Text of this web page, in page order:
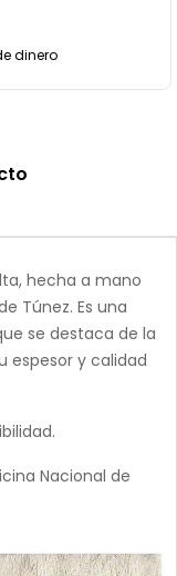
dinero
hecha a mano
Túnez. Es una
se destaca de la
espesor y calidad
Nacional de